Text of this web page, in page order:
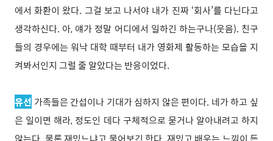
에서 화환이 왔다. 그걸 보고 나서야 내가 진짜 ‘회사’를 다닌다고
생각하신다. 아, 얘가 정말 어디에서 일하긴 하는구나(웃음). 친구
들의 경우에는 워낙 대학 때부터 내가 영화제 활동하는 모습을 지
켜봐서인지 그럴 줄 알았다는 반응이었다.
유선 가족들은 간섭이나 기대가 심하지 않은 편이다. 네가 하고 싶
은 일이면 해라, 정도인 데다 구체적으로 묻거나 알아내려고 하지